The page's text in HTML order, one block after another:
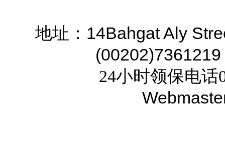
地址： 14Bahgat Aly
(00202)7361219
24小时领保电话